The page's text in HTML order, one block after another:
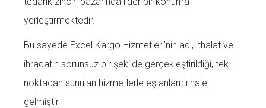
yerleştirmektedir.
Bu sayede Excel Kargo Hizmetleri’nin adı, ithalat ve
ihracatın sorunsuz bir şekilde gerçekleştirildiği, tek
noktadan sunulan hizmetlerle eş anlamlı hale
gelmiştir